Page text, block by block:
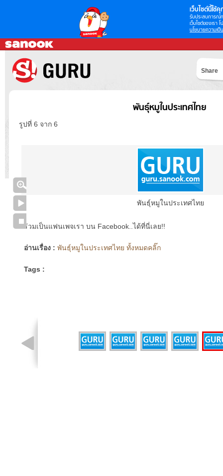
เว็บไซต์นี้ใช้คุ
รับประสบการณ์
เว็บไซต์ของเรา
นโยบายความเป็
Share
พันธุ์หมูในประเทศไทย
รูปที่ 6 จาก 6
พันธุ์หมูในประเทศไทย
ร่วมเป็นแฟนเพจเรา บน Facebook..ได้ที่นี่เลย!!
อ่านเรื่อง : พันธุ์หมูในประเทศไทย ทั้งหมดคลิ๊ก
Tags :